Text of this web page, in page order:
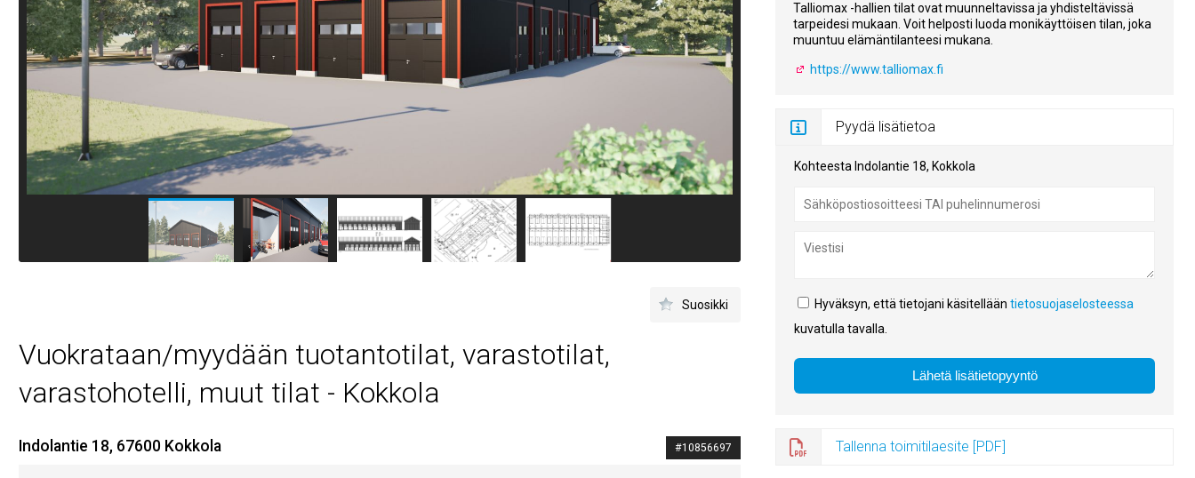
Suosikki
Vuokrataan/myydään tuotantotilat, varastotilat,
varastohotelli, muut tilat - Kokkola
Indolantie 18, 67600 Kokkola #10856697
Talliomax -hallien tilat ovat muunneltavissa ja yhdisteltävissä
tarpeidesi mukaan. Voit helposti luoda monikäyttöisen tilan, joka
muuntuu elämäntilanteesi mukana.
https://www.talliomax.fi
Pyydä lisätietoa
Kohteesta Indolantie 18, Kokkola
Hyväksyn, että tietojani käsitellääntietosuojaselosteessa
kuvatulla tavalla.
Tallenna toimitilaesite [PDF]